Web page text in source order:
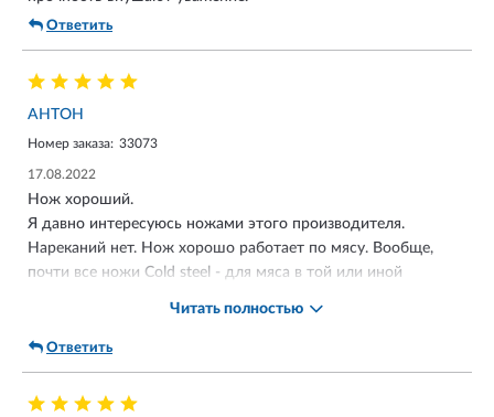
Ответить
AНТОН
Номер заказа: 33073
17.08.2022
Нож хороший.
Я давно интересуюсь ножами этого производителя.
Нареканий нет. Нож хорошо работает по мясу. Вообще,
почти все ножи Cold steel - для мяса в той или иной
такой геометрией и толщиной, это и не к чему. Хороший
рабочий инструмент. Можно сказать - складной вариант
SRK.
Читать полностью
Ответить